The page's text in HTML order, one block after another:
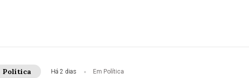
Política Há 2 dias Em Política